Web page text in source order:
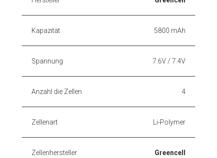
Kapazität 5800 mAh
Spannung 7.6V / 7.4V
Anzahl die Zellen 4
Zellenart Li-Polymer
Zellenhersteller Greencell